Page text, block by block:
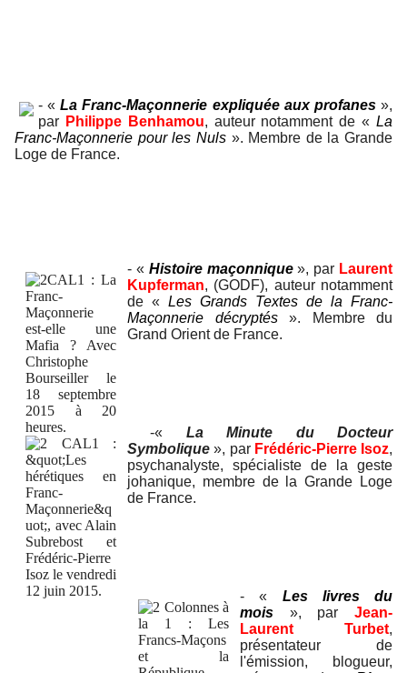
- «La Franc-Maçonnerie expliquée aux profanes»,
par Philippe Benhamou, auteur notamment de «La
Franc-Maçonnerie pour les Nuls». Membre de la Grande
Loge de France.
- « Histoire maçonnique », par Laurent
Kupferman, (GODF), auteur notamment
de « Les Grands Textes de la Franc-
Maçonnerie décryptés». Membre du
Grand Orient de France.
-« La Minute du Docteur
Symbolique », par Frédéric-Pierre Isoz,
psychanalyste, spécialiste de la geste
johanique, membre de la Grande Loge
de France.
- « Les livres du
mois », par Jean-
Laurent Turbet,
présentateur de
l'émission, blogueur,